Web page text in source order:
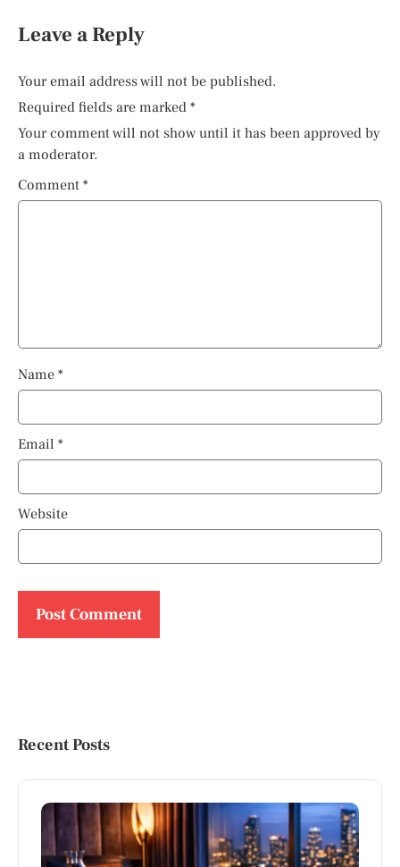
Leave a Reply
Your email address will not be published.
Required fields are marked *
Your comment will not show until it has been approved by
a moderator.
Comment *
Name *
Email *
Website
Recent Posts